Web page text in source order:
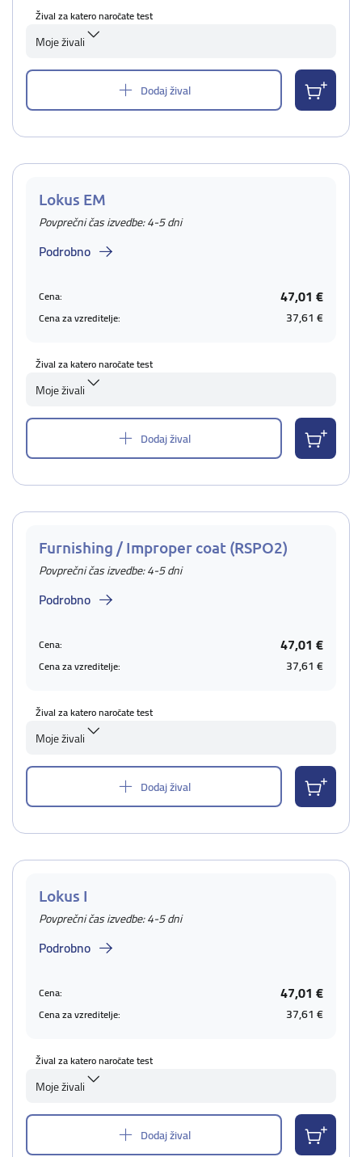
Žival za katero naročate test
Moje živali
Dodaj žival
Lokus EM
Povprečni čas izvedbe: 4-5 dni
Podrobno
Cena: 47,01 €
Cena za vzreditelje: 37,61 €
Žival za katero naročate test
Moje živali
Dodaj žival
Furnishing / Improper coat (RSPO2)
Povprečni čas izvedbe: 4-5 dni
Podrobno
Cena: 47,01 €
Cena za vzreditelje: 37,61 €
Žival za katero naročate test
Moje živali
Dodaj žival
Lokus I
Povprečni čas izvedbe: 4-5 dni
Podrobno
Cena: 47,01 €
Cena za vzreditelje: 37,61 €
Žival za katero naročate test
Moje živali
Dodaj žival